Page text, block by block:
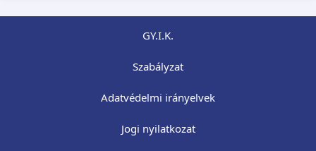
GY.I.K.
Szabályzat
Adatvédelmi irányelvek
Jogi nyilatkozat